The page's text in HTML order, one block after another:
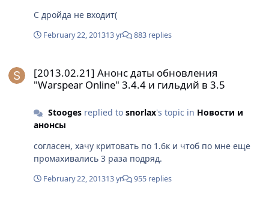
С дройда не входит(
February 22, 201313 yr 883 replies
[2013.02.21] Анонс даты обновления
"Warspear Online" 3.4.4 и гильдий в 3.5
Stoogesreplied to snorlax's topic in Новости и
анонсы
согласен, хачу критовать по 1.6к и чтоб по мне еще
промахивались 3 раза подряд.
February 22, 201313 yr 955 replies